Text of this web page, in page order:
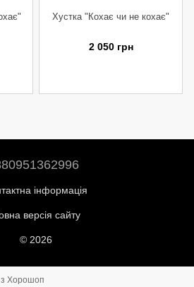
Хустка "Кохає чи не кохає"
2 050 грн
інформація
версія сайту
© 2026
з Хорошоп